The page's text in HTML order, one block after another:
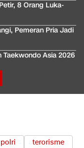
8 Orang Luka-
Pemeran Pria Jadi
Taekwondo Asia 2026
polri terorisme